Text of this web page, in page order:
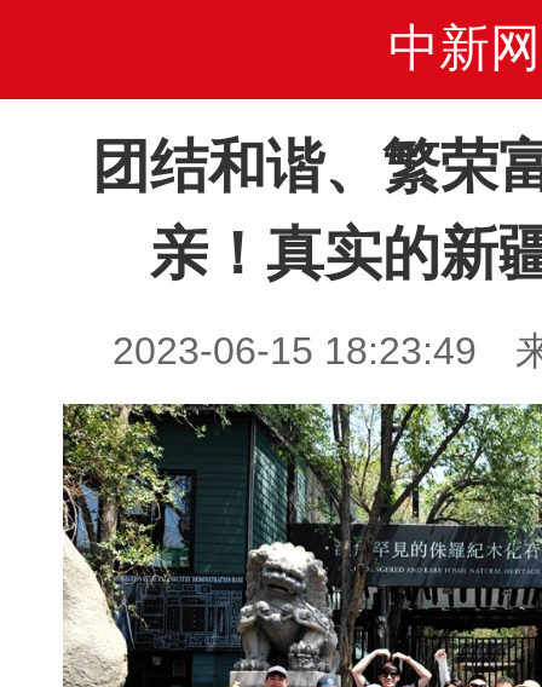
中新网
团结和谐、繁荣
亲！真实的新
2023-06-15 18:23:49